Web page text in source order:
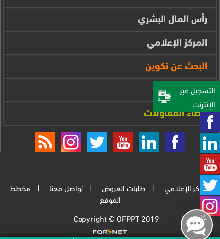
رأس المال البشري
المركز الإعلامي
البحث عن تكوين
فضاء المتدرب
فضاء المقاولات
المركز الإعلامي طلبات العروض تواصل معنا
مخطط
الموقع
Copyright © OFPPT 2019
التسجيل عبر
الإنترنت‎